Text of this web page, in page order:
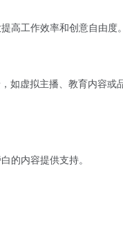
高工作效率和创意自由度。
虚拟主播、教育内容或
的内容提供支持。